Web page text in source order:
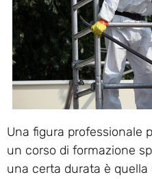
Una figura professionale
un corso di formazione
una certa durata è quella